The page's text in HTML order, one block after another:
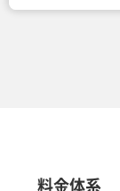
料金体系